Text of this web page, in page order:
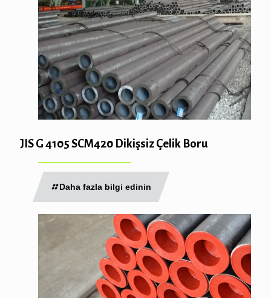
JIS G 4105 SCM420 Dikişsiz Çelik Boru
Daha fazla bilgi edinin